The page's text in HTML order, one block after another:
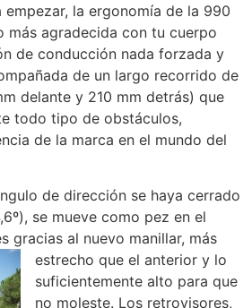
la ergonomía de la 990
más agradecida con tu cuerpo
de conducción nada forzada y
de un largo recorrido de
delante y 210 mm detrás) que
todo tipo de obstáculos,
de la marca en el mundo del
de dirección se haya cerrado
se mueve como pez en el
gracias al nuevo manillar, más
estrecho que el anterior y lo
suficientemente alto para que
no moleste. Los retrovisores,